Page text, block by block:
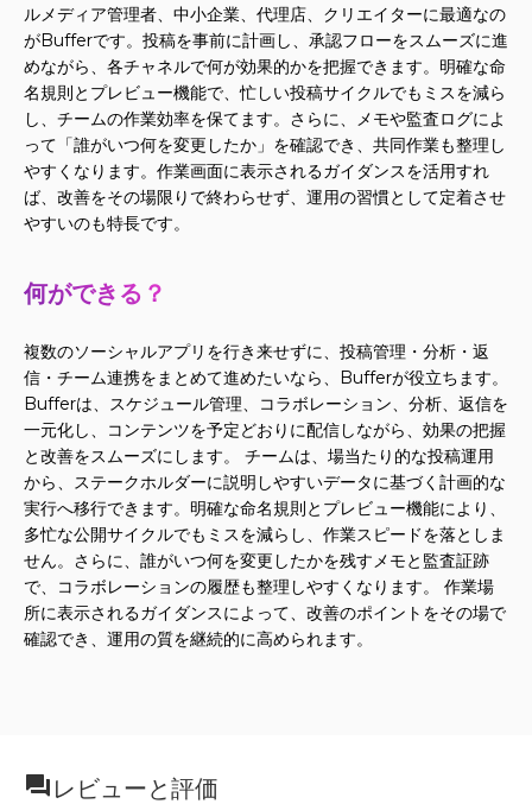
ルメディア管理者、中小企業、代理店、クリエイターに最適なの
がBufferです。投稿を事前に計画し、承認フローをスムーズに進
めながら、各チャネルで何が効果的かを把握できます。明確な命
名規則とプレビュー機能で、忙しい投稿サイクルでもミスを減ら
し、チームの作業効率を保てます。さらに、メモや監査ログによ
って「誰がいつ何を変更したか」を確認でき、共同作業も整理し
やすくなります。作業画面に表示されるガイダンスを活用すれ
ば、改善をその場限りで終わらせず、運用の習慣として定着させ
やすいのも特長です。
何ができる？
複数のソーシャルアプリを行き来せずに、投稿管理・分析・返
信・チーム連携をまとめて進めたいなら、Bufferが役立ちます。
Bufferは、スケジュール管理、コラボレーション、分析、返信を
一元化し、コンテンツを予定どおりに配信しながら、効果の把握
と改善をスムーズにします。 チームは、場当たり的な投稿運用
から、ステークホルダーに説明しやすいデータに基づく計画的な
実行へ移行できます。明確な命名規則とプレビュー機能により、
多忙な公開サイクルでもミスを減らし、作業スピードを落としま
せん。さらに、誰がいつ何を変更したかを残すメモと監査証跡
で、コラボレーションの履歴も整理しやすくなります。 作業場
所に表示されるガイダンスによって、改善のポイントをその場で
確認でき、運用の質を継続的に高められます。
レビューと評価